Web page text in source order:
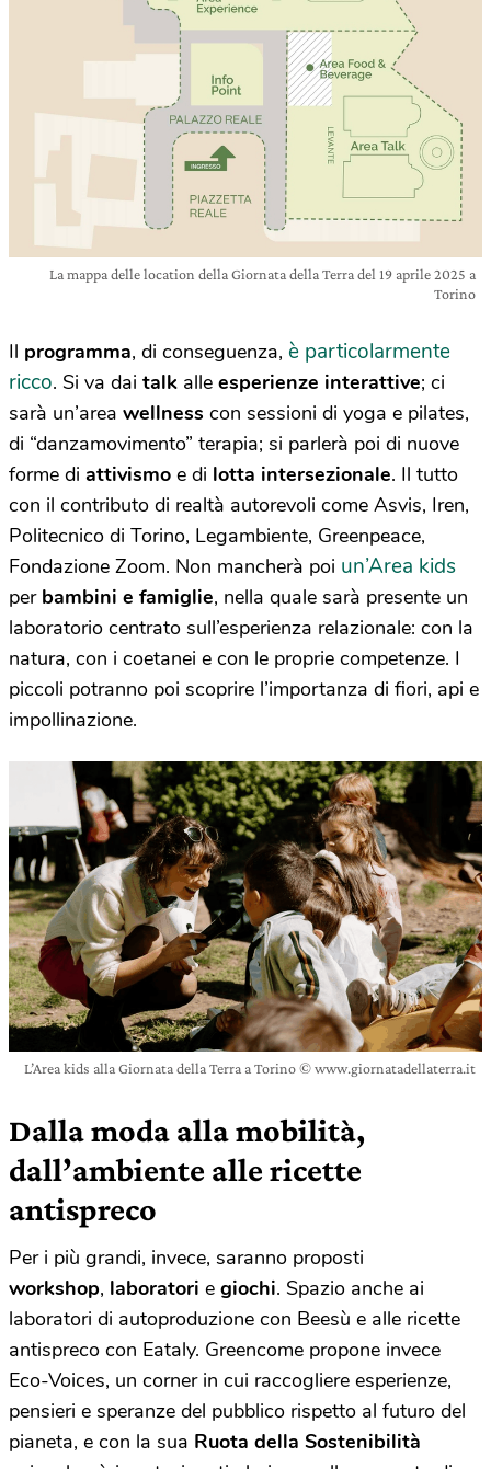
La mappa delle location della Giornata della Terra del 19 aprile 2025 a
Torino
Il programma, di conseguenza, è particolarmente
ricco. Si va dai talk alle esperienze interattive; ci
sarà un’area wellness con sessioni di yoga e pilates,
di “danzamovimento” terapia; si parlerà poi di nuove
forme di attivismo e di lotta intersezionale. Il tutto
con il contributo di realtà autorevoli come Asvis, Iren,
Politecnico di Torino, Legambiente, Greenpeace,
Fondazione Zoom. Non mancherà poi un’Area kids
perbambini e famiglie, nella quale sarà presente un
laboratorio centrato sull’esperienza relazionale: con la
natura, con i coetanei e con le proprie competenze. I
piccoli potranno poi scoprire l’importanza di fiori, api e
impollinazione.
L’Area kids alla Giornata della Terra a Torino © www.giornatadellaterra.it
Dalla moda alla mobilità,
dall’ambiente alle ricette
antispreco
Per i più grandi, invece, saranno proposti
workshop, laboratori e giochi. Spazio anche ai
laboratori di autoproduzione con Beesù e alle ricette
antispreco con Eataly. Greencome propone invece
Eco-Voices, un corner in cui raccogliere esperienze,
pensieri e speranze del pubblico rispetto al futuro del
pianeta, e con la sua Ruota della Sostenibilità